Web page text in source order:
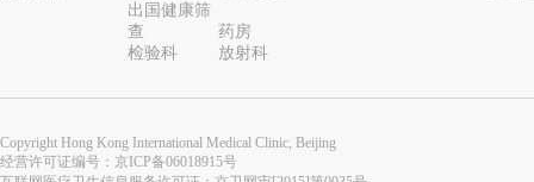
出国健康筛
查
药房
检验科
放射科
Copyright Hong Kong International Medical Clinic, Beijing
经营许可证编号： 京ICP备06018915号